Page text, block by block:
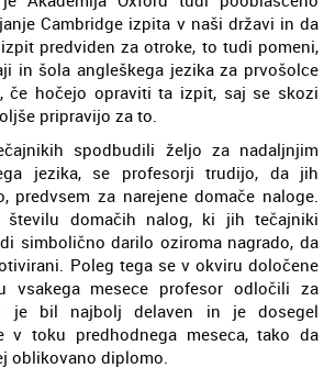
Cambridge izpita v naši državi in da
predviden za otroke, to tudi pomeni,
in šola angleškega jezika za prvošolce
če hočejo opraviti ta izpit, saj se skozi
pripravijo za to.
spodbudili željo za nadaljnjim
jezika, se profesorji trudijo, da jih
predvsem za narejene domače naloge.
številu domačih nalog, ki jih tečajniki
simbolično darilo oziroma nagrado, da
Poleg tega se v okviru določene
vsakega mesece profesor odločili za
je bil najbolj delaven in je dosegel
v toku predhodnega meseca, tako da
oblikovano diplomo.